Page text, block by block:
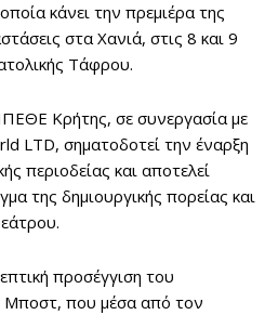
κάνει την πρεμιέρα της
στα Χανιά, στις 8 και 9
Τάφρου.
Κρήτης, σε συνεργασία με
LTD, σηματοδοτεί την έναρξη
περιοδείας και αποτελεί
της δημιουργικής πορείας και
προσέγγιση του
Μποστ, που μέσα από τον